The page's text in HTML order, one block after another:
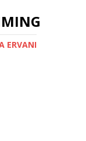
ERVANI